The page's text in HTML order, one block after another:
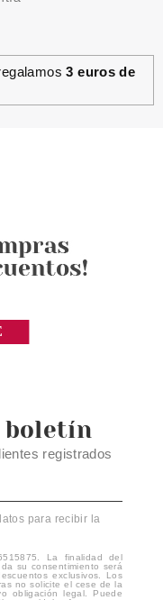
3 euros de
boletín
registrados
para recibir la
La finalidad del
su consentimiento será
exclusivos. Los
no solicite el cese de la
obligación legal. Puede